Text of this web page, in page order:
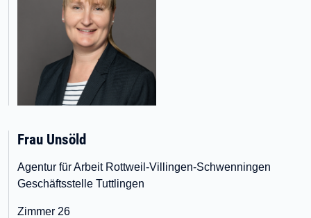
Frau Unsöld
Agentur für Arbeit Rottweil-Villingen-Schwenningen
Geschäftsstelle Tuttlingen
Zimmer 26